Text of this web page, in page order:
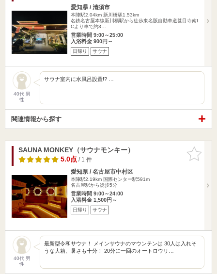
愛知県 / 清須市
本陣駅2.04km 新川橋駅1.53km
名鉄名古屋本線新川橋駅から徒歩東名阪自動車道甚目寺南I
Cより車で約3…
営業時間 9:00～25:00
入浴料金 900円～
日帰り サウナ
40代 男
性
サウナ室内に水風呂設置!? …
関連情報から探す
お気に入
りに追加
SAUNA MONKEY（サウナモンキー）
5.0点/ 1 件
愛知県 / 名古屋市中村区
本陣駅2.19km 国際センター駅591m
名古屋駅から徒歩5分
営業時間 9:00～24:00
入浴料金 1,500円～
日帰り サウナ
40代 男
性
最新型令和サウナ！ メインサウナのマウンテンは 30人は入れそ
うな大箱、暑さも十分！ 20分に一回のオートロウリ…